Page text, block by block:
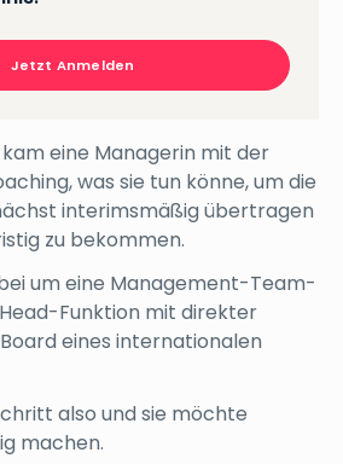
Jetzt Anmelden
eine Managerin mit der
was sie tun könne, um die
interimsmäßig übertragen
zu bekommen.
um eine Management-Team-
Funktion mit direkter
eines internationalen
also und sie möchte
machen.